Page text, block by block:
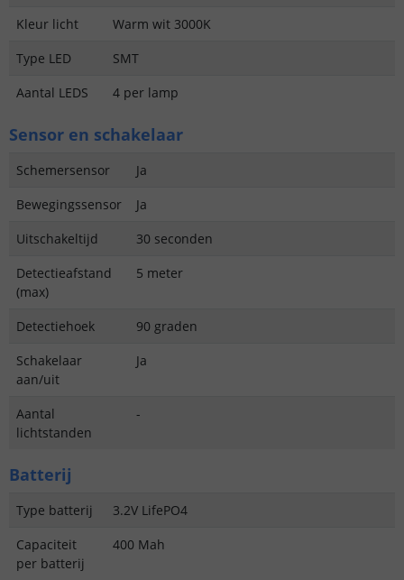
Kleur licht
Warm wit 3000K
Type LED
SMT
Aantal LEDS
4 per lamp
Sensor en schakelaar
Schemersensor
Ja
Bewegingssensor
Ja
Uitschakeltijd
30 seconden
Detectieafstand
(max)
5 meter
Detectiehoek
90 graden
Schakelaar
aan/uit
Ja
Aantal
lichtstanden
-
Batterij
Type batterij
3.2V LifePO4
Capaciteit
per batterij
400 Mah